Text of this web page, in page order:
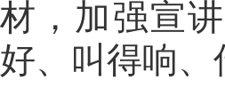
材，加强宣
好、叫得响